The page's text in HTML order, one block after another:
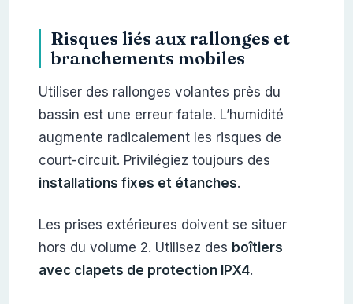
Risques liés aux rallonges et
branchements mobiles
Utiliser des rallonges volantes près du
bassin est une erreur fatale. L’humidité
augmente radicalement les risques de
court-circuit. Privilégiez toujours des
installations fixes et étanches.
Les prises extérieures doivent se situer
hors du volume 2. Utilisez des boîtiers
avec clapets de protection IPX4.